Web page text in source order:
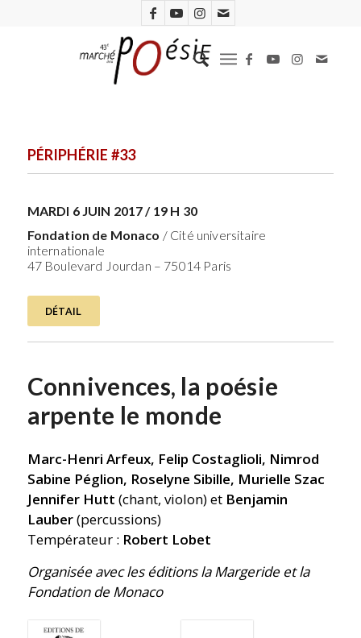
PÉRIPHÉRIE #33
MARDI 6 JUIN 2017 / 19 H 30
Fondation de Monaco / Cité universitaire
internationale
47 Boulevard Jourdan – 75014 Paris
DÉTAIL
Connivences, la poésie
arpente le monde
Marc-Henri Arfeux, Felip Costaglioli, Nimrod
Sabine Péglion, Roselyne Sibille, Murielle Szac
Jennifer Hutt (chant, violon) et Benjamin
Lauber(percussions)
Températeur : Robert Lobet
Organisée avec les éditions la Margeride et la
Fondation de Monaco